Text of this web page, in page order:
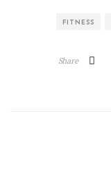
FITNESS
Share